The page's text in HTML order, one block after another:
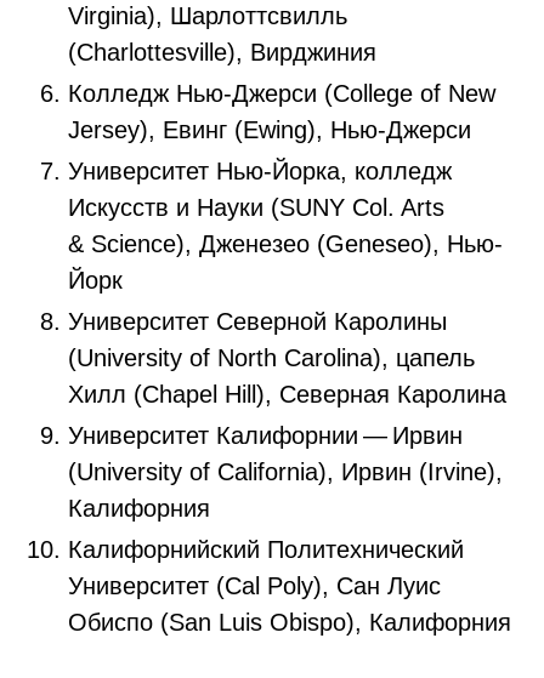
Virginia), Шарлоттсвилль
(Charlottesville), Вирджиния
Колледж Нью-Джерси (College of New
Jersey), Евинг (Ewing), Нью-Джерси
Университет Нью-Йорка, колледж
Искусств и Науки (SUNY Col. Arts
& Science), Дженезео (Geneseo), Нью-
Йорк
Университет Северной Каролины
(University of North Carolina), цапель
Хилл (Chapel Hill), Северная Каролина
Университет Калифорнии — Ирвин
(University of California), Ирвин (Irvine),
Калифорния
Калифорнийский Политехнический
Университет (Cal Poly), Сан Луис
Обиспо (San Luis Obispo), Калифорния